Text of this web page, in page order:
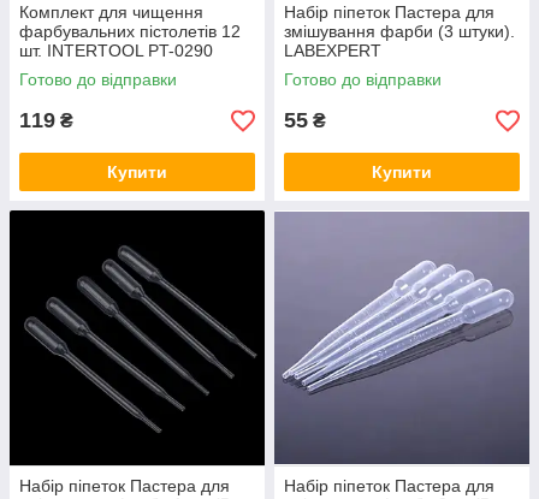
Комплект для чищення
фарбувальних пістолетів 12
шт. INTERTOOL PT-0290
Готово до відправки
119 ₴
Купити
Набір піпеток Пастера для
змішування фарби (3 штуки).
LABEXPERT
Готово до відправки
55 ₴
Купити
Набір піпеток Пастера для
Набір піпеток Пастера для